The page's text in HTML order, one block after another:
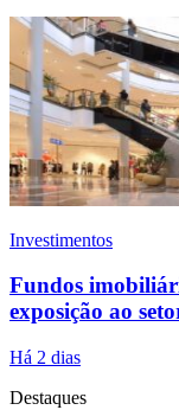
Investimentos
Fundos
exposição ao
Há 2 dias
Destaques